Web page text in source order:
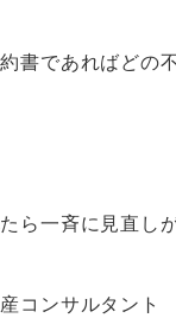
書であればどの
ら一斉に見直し
コンサルタント